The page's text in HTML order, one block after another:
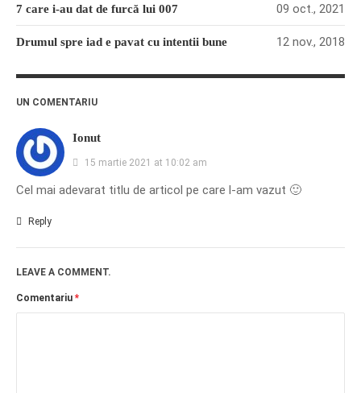
7 care i-au dat de furcă lui 007 09 oct., 2021
Drumul spre iad e pavat cu intentii bune 12 nov., 2018
UN COMENTARIU
Ionut
15 martie 2021 at 10:02 am
Cel mai adevarat titlu de articol pe care l-am vazut 🙂
Reply
LEAVE A COMMENT.
Comentariu *